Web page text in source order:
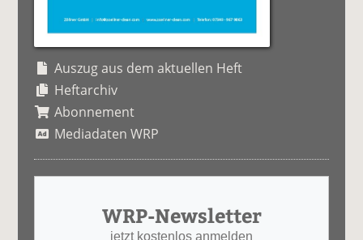
Auszug aus dem aktuellen Heft
Heftarchiv
Abonnement
Mediadaten WRP
WRP-Newsletter
jetzt kostenlos anmelden